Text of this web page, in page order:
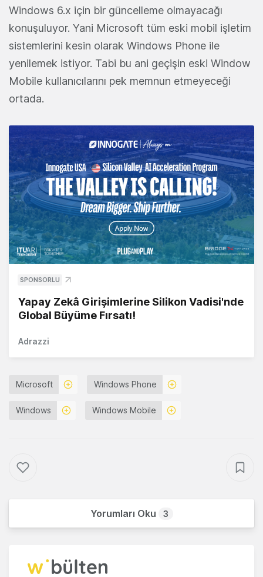
Windows 6.x için bir güncelleme olmayacağı
konuşuluyor. Yani Microsoft tüm eski mobil işletim
sistemlerini kesin olarak Windows Phone ile
yenilemek istiyor. Tabi bu ani geçişin eski Window
Mobile kullanıcılarını pek memnun etmeyeceği
ortada.
SPONSORLU
Yapay Zekâ Girişimlerine Silikon Vadisi'nde
Global Büyüme Fırsatı!
Adrazzi
Microsoft Windows Phone
Windows Windows Mobile
Yorumları Oku 3